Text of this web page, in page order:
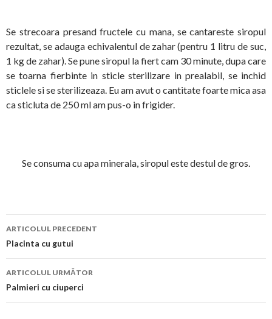
Se strecoara presand fructele cu mana, se cantareste siropul
rezultat, se adauga echivalentul de zahar (pentru 1 litru de suc,
1 kg de zahar). Se pune siropul la fiert cam 30 minute, dupa care
se toarna fierbinte in sticle sterilizare in prealabil, se inchid
sticlele si se sterilizeaza. Eu am avut o cantitate foarte mica asa
ca sticluta de 250 ml am pus-o in frigider.
Se consuma cu apa minerala, siropul este destul de gros.
Navigare
în
articol
ARTICOLUL PRECEDENT
Placinta cu gutui
ARTICOLUL URMĂTOR
Palmieri cu ciuperci